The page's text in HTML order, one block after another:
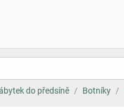
do předsíně Botníky